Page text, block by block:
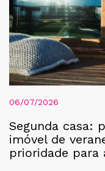
06/07/2026
Segunda casa:
imóvel de
prioridade para